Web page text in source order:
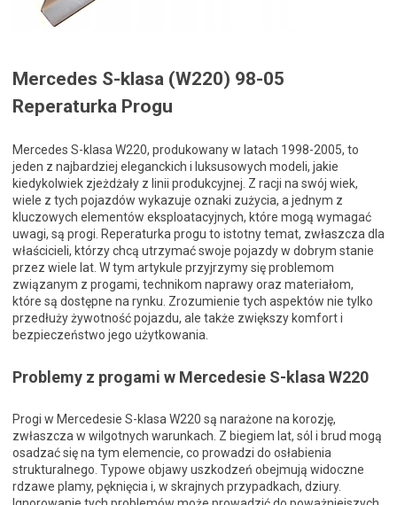
Mercedes S-klasa (W220) 98-05
Reperaturka Progu
Mercedes S-klasa W220, produkowany w latach 1998-2005, to
jeden z najbardziej eleganckich i luksusowych modeli, jakie
kiedykolwiek zjeżdżały z linii produkcyjnej. Z racji na swój wiek,
wiele z tych pojazdów wykazuje oznaki zużycia, a jednym z
kluczowych elementów eksploatacyjnych, które mogą wymagać
uwagi, są progi. Reperaturka progu to istotny temat, zwłaszcza dla
właścicieli, którzy chcą utrzymać swoje pojazdy w dobrym stanie
przez wiele lat. W tym artykule przyjrzymy się problemom
związanym z progami, technikom naprawy oraz materiałom,
które są dostępne na rynku. Zrozumienie tych aspektów nie tylko
przedłuży żywotność pojazdu, ale także zwiększy komfort i
bezpieczeństwo jego użytkowania.
Problemy z progami w Mercedesie S-klasa W220
Progi w Mercedesie S-klasa W220 są narażone na korozję,
zwłaszcza w wilgotnych warunkach. Z biegiem lat, sól i brud mogą
osadzać się na tym elemencie, co prowadzi do osłabienia
strukturalnego. Typowe objawy uszkodzeń obejmują widoczne
rdzawe plamy, pęknięcia i, w skrajnych przypadkach, dziury.